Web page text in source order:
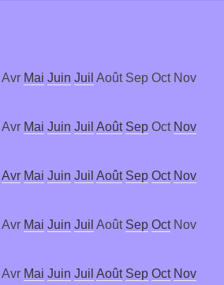
Avr Mai Juin Juil Août Sep Oct Nov
Avr Mai Juin Juil Août Sep Oct Nov
Avr Mai Juin Juil Août Sep Oct Nov
Avr Mai Juin Juil Août Sep Oct Nov
Avr Mai Juin Juil Août Sep Oct Nov